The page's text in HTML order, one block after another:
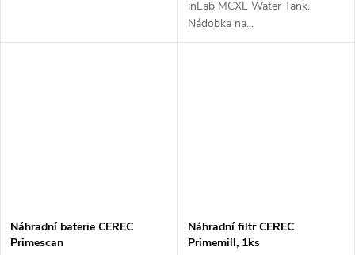
inLab MCXL Water Tank.
Nádobka na...
Náhradní baterie CEREC
Primescan
Náhradní filtr CEREC
Primemill, 1ks